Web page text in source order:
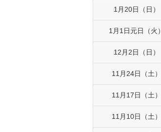
1月20日（日）
1月1日元日（火）
12月2日（日）
11月24日（土）
11月17日（土）
11月10日（土）